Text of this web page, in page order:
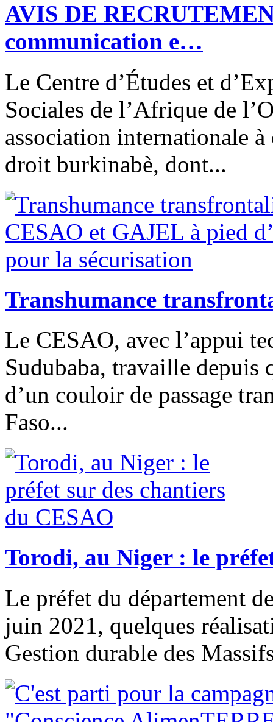
AVIS DE
communication e…
Le Centre d’Études et
Sociales de l’Afrique de
association internationale
droit burkinabè, dont...
Transhumance
Le CESAO, avec l’appui
Sudubaba, travaille depuis
d’un couloir de passage
Faso...
Torodi, au Niger : le
Le préfet du département
juin 2021, quelques
Gestion durable des